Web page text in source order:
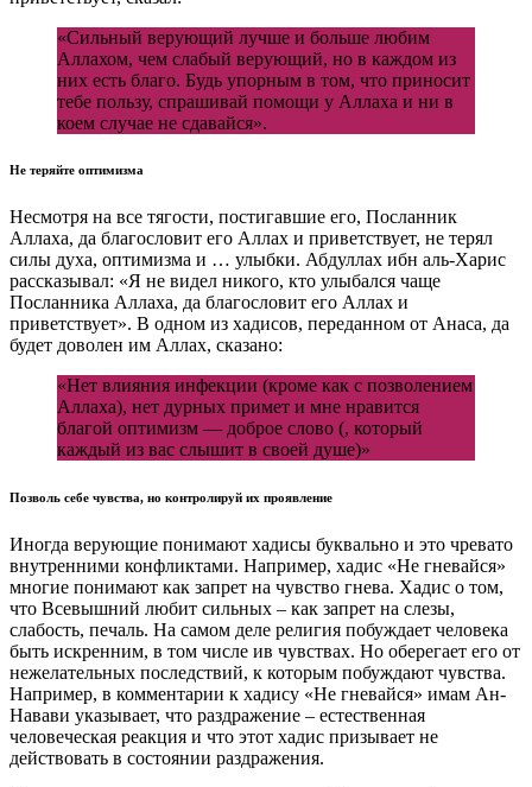
«Сильный верующий лучше и больше любим
Аллахом, чем слабый верующий, но в каждом из
них есть благо. Будь упорным в том, что приносит
тебе пользу, спрашивай помощи у Аллаха и ни в
коем случае не сдавайся».
Не теряйте оптимизма
Несмотря на все тягости, постигавшие его, Посланник
Аллаха, да благословит его Аллах и приветствует, не терял
силы духа, оптимизма и … улыбки. Абдуллах ибн аль-Харис
рассказывал: «Я не видел никого, кто улыбался чаще
Посланника Аллаха, да благословит его Аллах и
приветствует». В одном из хадисов, переданном от Анаса, да
будет доволен им Аллах, сказано:
«Нет влияния инфекции (кроме как с позволением
Аллаха), нет дурных примет и мне нравится
благой оптимизм — доброе слово (, который
каждый из вас слышит в своей душе)»
Позволь себе чувства, но контролируй их проявление
Иногда верующие понимают хадисы буквально и это чревато
внутренними конфликтами. Например, хадис «Не гневайся»
многие понимают как запрет на чувство гнева. Хадис о том,
что Всевышний любит сильных – как запрет на слезы,
слабость, печаль. На самом деле религия побуждает человека
быть искренним, в том числе ив чувствах. Но оберегает его от
нежелательных последствий, к которым побуждают чувства.
Например, в комментарии к хадису «Не гневайся» имам Ан-
Навави указывает, что раздражение – естественная
человеческая реакция и что этот хадис призывает не
действовать в состоянии раздражения.